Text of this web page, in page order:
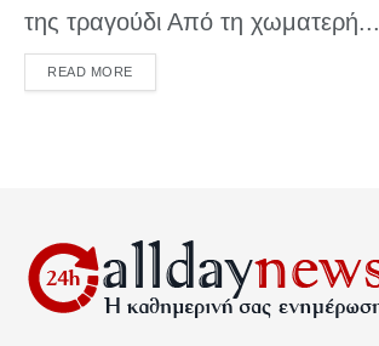
της τραγούδι Από τη χωματερή...
READ MOREDETAILS